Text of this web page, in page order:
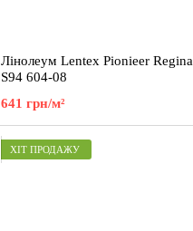
Лінолеум Lentex Pionieer Regina
S94 604-08
641 грн/м²
ХІТ ПРОДАЖУ